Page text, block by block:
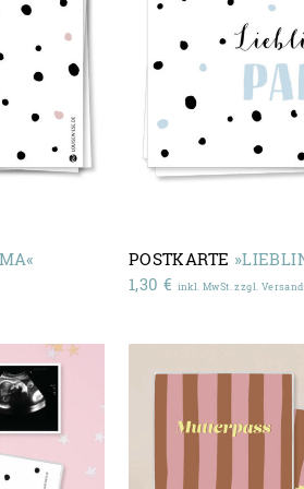
POSTKARTE
1,30 € inkl. MwSt. zzgl.